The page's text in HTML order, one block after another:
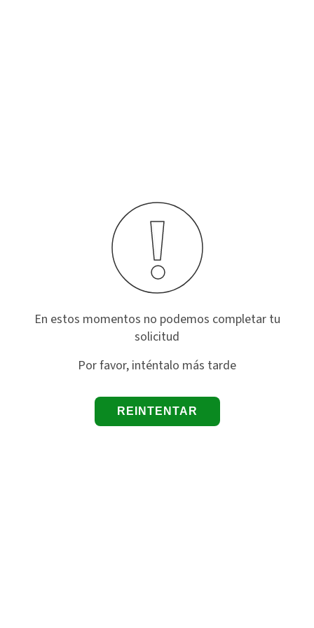
En estos momentos no podemos completar tu
solicitud
Por favor, inténtalo más tarde
REINTENTAR